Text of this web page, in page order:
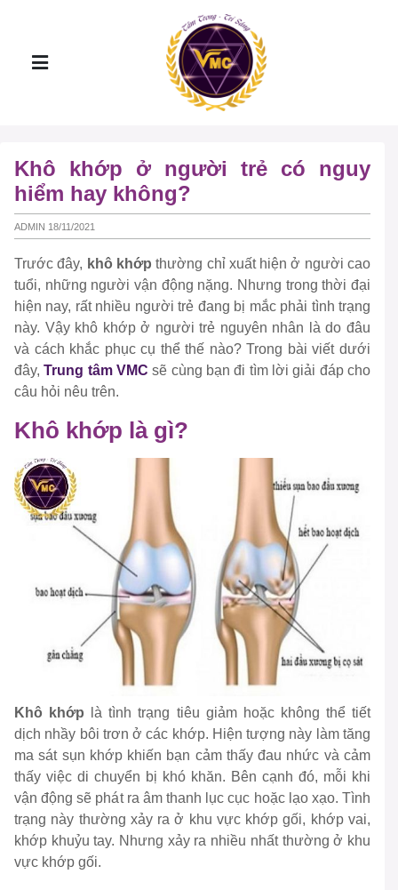
Khô khớp ở người trẻ có nguy
hiểm hay không?
ADMIN 18/11/2021
Trước đây, khô khớp thường chỉ xuất hiện ở người cao
tuổi, những người vận động nặng. Nhưng trong thời đại
hiện nay, rất nhiều người trẻ đang bị mắc phải tình trạng
này. Vậy khô khớp ở người trẻ nguyên nhân là do đâu
và cách khắc phục cụ thể thế nào? Trong bài viết dưới
đây,Trung tâm VMC sẽ cùng bạn đi tìm lời giải đáp cho
câu hỏi nêu trên.
Khô khớp là gì?
Khô khớp là tình trạng tiêu giảm hoặc không thể tiết
dịch nhầy bôi trơn ở các khớp. Hiện tượng này làm tăng
ma sát sụn khớp khiến bạn cảm thấy đau nhức và cảm
thấy việc di chuyển bị khó khăn. Bên cạnh đó, mỗi khi
vận động sẽ phát ra âm thanh lục cục hoặc lạo xạo. Tình
trạng này thường xảy ra ở khu vực khớp gối, khớp vai,
khớp khuỷu tay. Nhưng xảy ra nhiều nhất thường ở khu
vực khớp gối.